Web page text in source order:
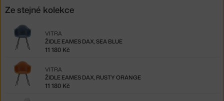
Ze stejné kolekce
ŽIDLE EAMES DAX, SEA BLUE
VITRA
11 180 Kč
ŽIDLE EAMES DAX, RUSTY ORANGE
VITRA
11 180 Kč